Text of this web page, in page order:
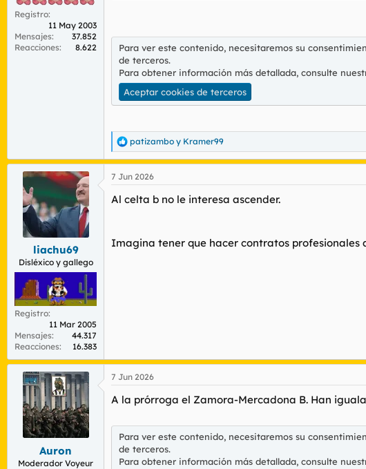
Registro
11 May 2003
Mensajes
37.852
Reacciones
8.622
Para ver este contenido, necesitaremos su
de terceros.
Para obtener información más detallada, consulte
Aceptar cookies de terceros
R
e
a
c
i
s
patizambo y Kramer99
liachu69
Disléxico y gallego
Registro
11 Mar 2005
Mensajes
44.317
Reacciones
16.383
7 Jun 2026
Al celta b no le interesa ascender.
Imagina tener que hacer contratos profesionales
Auron
Moderador Voyeur
7 Jun 2026
A la prórroga el Zamora-Mercadona B. Han
Para ver este contenido, necesitaremos su
de terceros.
Para obtener información más detallada, consulte